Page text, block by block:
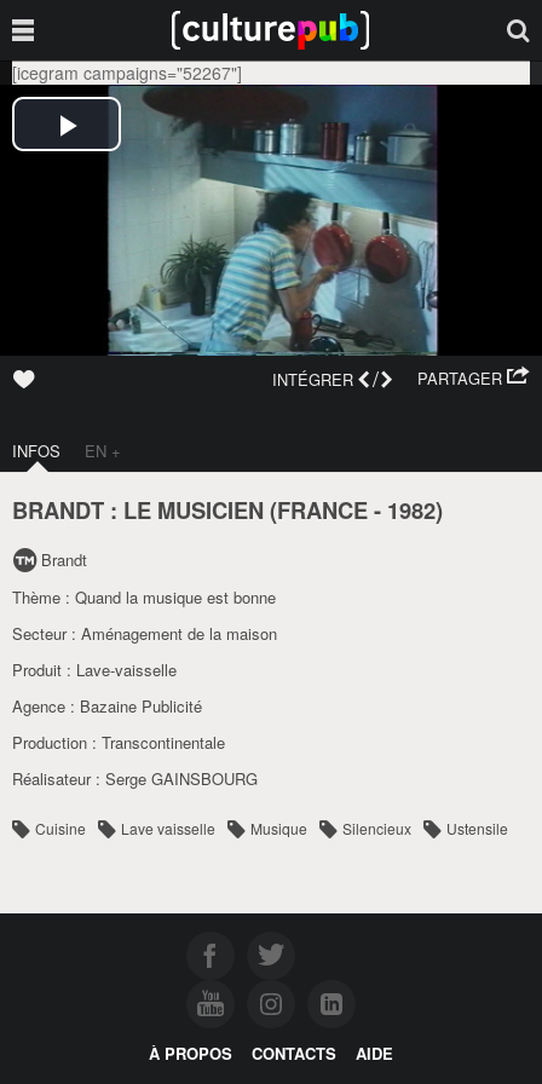
[icegram campaigns="52267"]
PARTAGER
INTÉGRER /
INFOS EN +
BRANDT : LE MUSICIEN (FRANCE- 1982)
Brandt
Thème : Quand la musique est bonne
Secteur : Aménagement de la maison
Produit : Lave-vaisselle
Agence : Bazaine Publicité
Production : Transcontinentale
Réalisateur : Serge GAINSBOURG
Cuisine Lave vaisselle Musique Silencieux Ustensile
À PROPOS CONTACTS AIDE